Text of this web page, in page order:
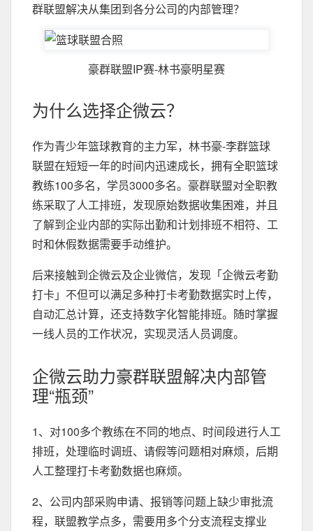
群联盟解决从集团到各分公司的内部管理？
豪群联盟IP赛-林书豪明星赛
为什么选择企微云？
作为青少年篮球教育的主力军，林书豪-李群篮球
联盟在短短一年的时间内迅速成长，拥有全职篮球
教练100多名，学员3000多名。豪群联盟对全职教
练采取了人工排班，发现原始数据收集困难，并且
了解到企业内部的实际出勤和计划排班不相符、工
时和休假数据需要手动维护。
后来接触到企微云及企业微信，发现「企微云考勤
打卡」不但可以满足多种打卡考勤数据实时上传，
自动汇总计算，还支持数字化智能排班。随时掌握
一线人员的工作状况，实现灵活人员调度。
企微云助力豪群联盟解决内部管
理“瓶颈”
1、对100多个教练在不同的地点、时间段进行人工
排班，处理临时调班、请假等问题相对麻烦，后期
人工整理打卡考勤数据也麻烦。
2、公司内部采购申请、报销等问题上缺少审批流
程，联盟教学点多，需要用多个分支流程支撑业